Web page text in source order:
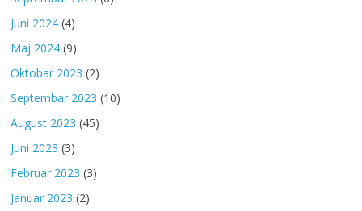
Juni 2024 (4)
Maj 2024 (9)
Oktobar 2023 (2)
Septembar 2023 (10)
August 2023 (45)
Juni 2023 (3)
Februar 2023 (3)
Januar 2023 (2)